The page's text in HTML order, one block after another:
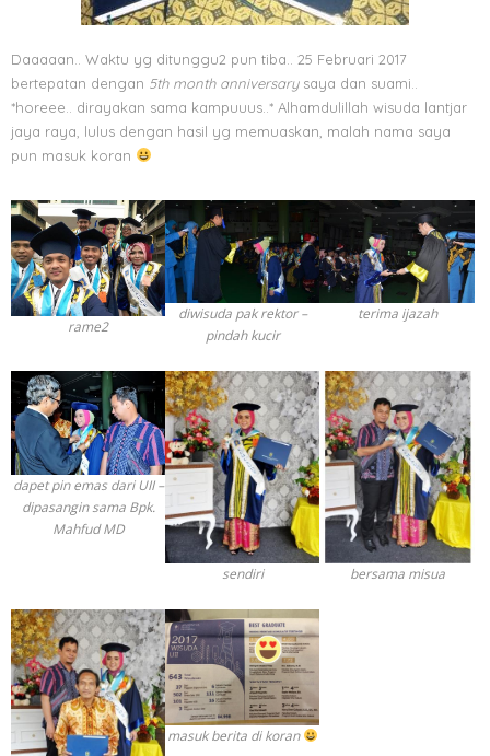
Daaaaan.. Waktu yg ditunggu2 pun tiba.. 25 Februari 2017
bertepatan dengan 5th month anniversarysaya dan suami..
*horeee.. dirayakan sama kampuuus..* Alhamdulillah wisuda lantjar
jaya raya, lulus dengan hasil yg memuaskan, malah nama saya
pun masuk koran
rame2
diwisuda pak rektor –
pindah kucir
terima ijazah
dapet pin emas dari UII –
dipasangin sama Bpk.
Mahfud MD
sendiri bersama misua
masuk berita di koran